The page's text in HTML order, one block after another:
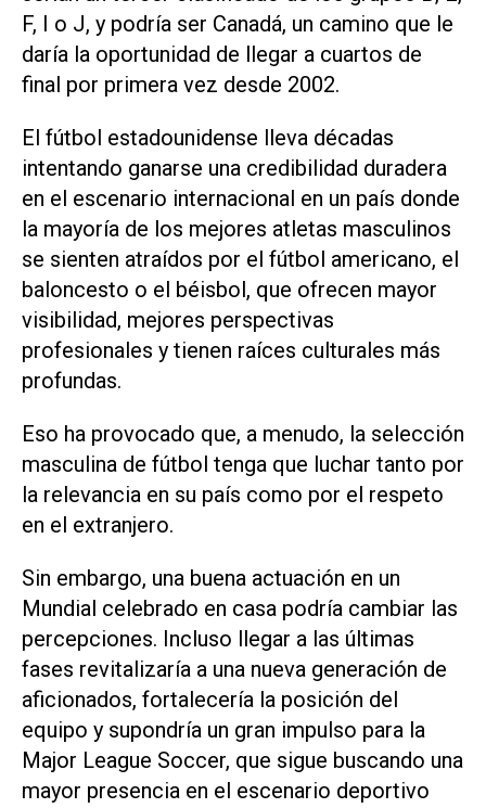
F, I o J, y ​podría ser ‌Canadá, un camino que le
daría la oportunidad de llegar a cuartos de
final por primera vez desde 2002.
El fútbol estadounidense lleva décadas
intentando ganarse una credibilidad duradera
en el escenario internacional en un país donde
la mayoría de ⁠los mejores atletas masculinos
se sienten atraídos por el fútbol americano, el
baloncesto o el béisbol, que ofrecen mayor
visibilidad, mejores perspectivas
profesionales y tienen raíces culturales más
profundas.
Eso ha provocado que, a menudo, la selección
masculina de fútbol tenga que luchar tanto por
la relevancia en su país como por el respeto
en el extranjero.
Sin embargo, una buena actuación en ‌un
Mundial celebrado en casa podría cambiar las
percepciones. Incluso llegar a las últimas
fases revitalizaría a una nueva generación de
aficionados, fortalecería la posición del
equipo y supondría un gran impulso para la
Major League Soccer, que sigue buscando una
mayor presencia en el escenario deportivo